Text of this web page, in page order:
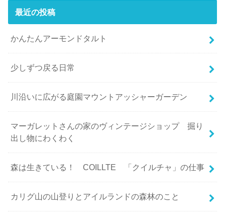
最近の投稿
かんたんアーモンドタルト
少しずつ戻る日常
川沿いに広がる庭園マウントアッシャーガーデン
マーガレットさんの家のヴィンテージショップ 掘り
出し物にわくわく
森は生きている！ COILLTE 「クイルチャ」の仕事
カリグ山の山登りとアイルランドの森林のこと